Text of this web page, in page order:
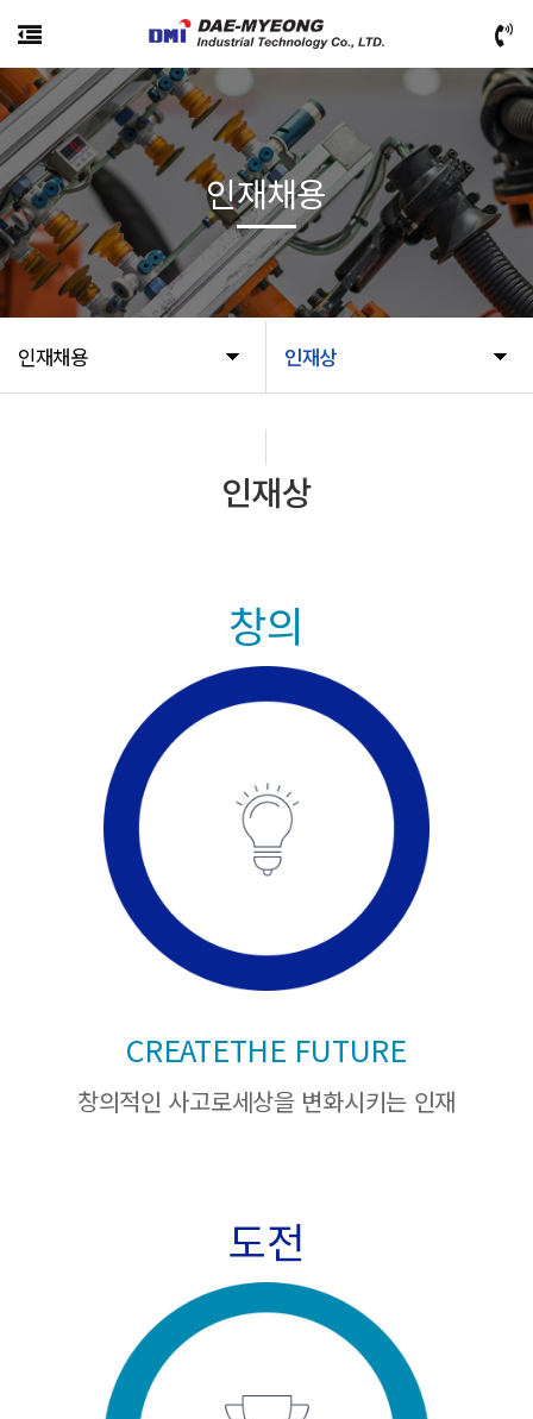
인재채용 인재상
인재채용
인재상
창의
CREATETHE FUTURE
창의적인 사고로세상을 변화시키는 인재
도전